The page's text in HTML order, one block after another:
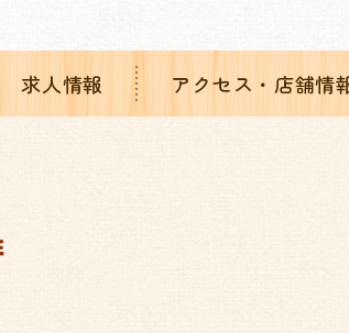
求人情報 アクセス・店舗情